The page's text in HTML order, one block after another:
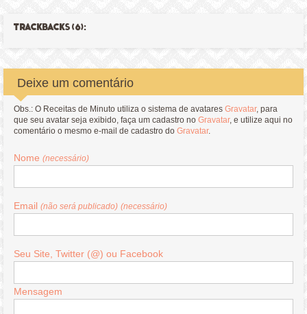
TRACKBACKS (6):
Deixe um comentário
Obs.: O Receitas de Minuto utiliza o sistema de avataresGravatar, para
que seu avatar seja exibido, faça um cadastro noGravatar, e utilize aqui no
comentário o mesmo e-mail de cadastro doGravatar.
Nome(necessário)
Email(não será publicado) (necessário)
Seu Site, Twitter (@) ou Facebook
Mensagem